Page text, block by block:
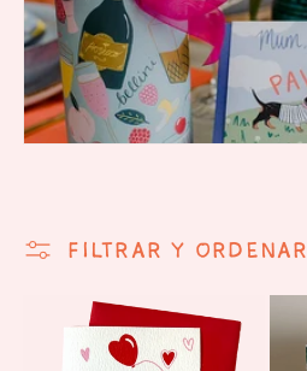
Filtrar y ordenar